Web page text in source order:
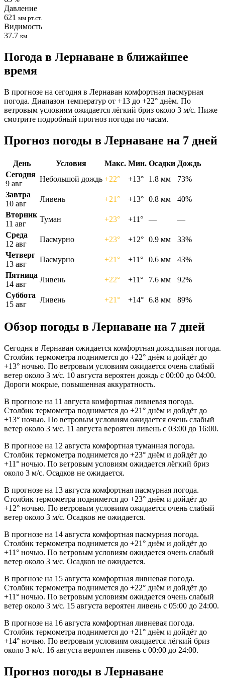
Давление
621 мм рт.ст.
Видимость
37.7 км
Погода в Лернаване в ближайшее
время
В прогнозе на сегодня в Лернаван комфортная пасмурная
погода. Диапазон температур от +13 до +22° днём. По
ветровым условиям ожидается лёгкий бриз около 3 м/с. Ниже
смотрите подробный прогноз погоды по часам.
Прогноз погоды в Лернаване на 7 дней
День Условия Макс. Мин. Осадки Дождь
Сегодня
9 авг
Небольшой дождь +22° +13° 1.8 мм
73%
Завтра
10 авг
Ливень +21° +13° 0.8 мм
40%
Вторник
11 авг
Туман +23° +11° —
—
Среда
12 авг
Пасмурно +23° +12° 0.9 мм
33%
Четверг
13 авг
Пасмурно +21° +11° 0.6 мм
43%
Пятница
14 авг
Ливень +22° +11° 7.6 мм
92%
Суббота
15 авг
Ливень +21° +14° 6.8 мм 89%
Обзор погоды в Лернаване на 7 дней
Сегодня в Лернаван ожидается комфортная дождливая погода.
Столбик термометра поднимется до +22° днём и дойдёт до
+13° ночью. По ветровым условиям ожидается очень слабый
ветер около 3 м/с. 10 августа вероятен дождь с 00:00 до 04:00.
Дороги мокрые, повышенная аккуратность.
В прогнозе на 11 августа комфортная ливневая погода.
Столбик термометра поднимется до +21° днём и дойдёт до
+13° ночью. По ветровым условиям ожидается очень слабый
ветер около 3 м/с. 11 августа вероятен ливень с 03:00 до 16:00.
В прогнозе на 12 августа комфортная туманная погода.
Столбик термометра поднимется до +23° днём и дойдёт до
+11° ночью. По ветровым условиям ожидается лёгкий бриз
около 3 м/с. Осадков не ожидается.
В прогнозе на 13 августа комфортная пасмурная погода.
Столбик термометра поднимется до +23° днём и дойдёт до
+12° ночью. По ветровым условиям ожидается очень слабый
ветер около 3 м/с. Осадков не ожидается.
В прогнозе на 14 августа комфортная пасмурная погода.
Столбик термометра поднимется до +21° днём и дойдёт до
+11° ночью. По ветровым условиям ожидается очень слабый
ветер около 3 м/с. Осадков не ожидается.
В прогнозе на 15 августа комфортная ливневая погода.
Столбик термометра поднимется до +22° днём и дойдёт до
+11° ночью. По ветровым условиям ожидается очень слабый
ветер около 3 м/с. 15 августа вероятен ливень с 05:00 до 24:00.
В прогнозе на 16 августа комфортная ливневая погода.
Столбик термометра поднимется до +21° днём и дойдёт до
+14° ночью. По ветровым условиям ожидается лёгкий бриз
около 3 м/с. 16 августа вероятен ливень с 00:00 до 24:00.
Прогноз погоды в Лернаване